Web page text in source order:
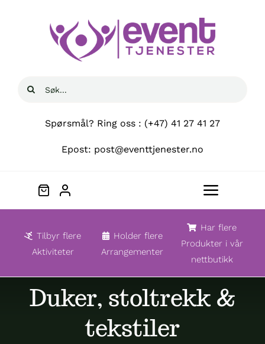
Søk
Spørsmål? Ring oss : (+47) 41 27 41 27
Epost: post@eventtjenester.no
Toggle
Butikk
Tilbyr flere
Aktiviteter
Holder flere
Arrangementer
Har flere
Produkter i vår
nettbutikk
Duker, stoltrekk &
tekstiler